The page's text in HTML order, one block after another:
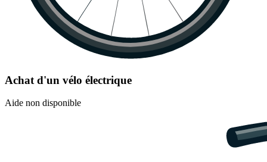
Achat d'un vélo électrique
Aide non disponible